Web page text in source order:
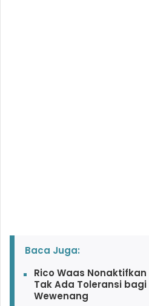
Baca Juga:
Rico Waas Nonaktifkan
Tak Ada Toleransi
Wewenang